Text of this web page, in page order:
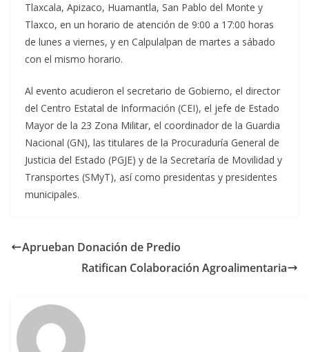
Tlaxcala, Apizaco, Huamantla, San Pablo del Monte y
Tlaxco, en un horario de atención de 9:00 a 17:00 horas
de lunes a viernes, y en Calpulalpan de martes a sábado
con el mismo horario.
Al evento acudieron el secretario de Gobierno, el director
del Centro Estatal de Información (CEI), el jefe de Estado
Mayor de la 23 Zona Militar, el coordinador de la Guardia
Nacional (GN), las titulares de la Procuraduría General de
Justicia del Estado (PGJE) y de la Secretaría de Movilidad y
Transportes (SMyT), así como presidentas y presidentes
municipales.
Aprueban Donación de Predio
Ratifican Colaboración Agroalimentaria